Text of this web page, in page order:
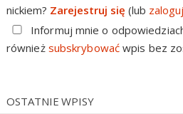
nickiem? Zarejestruj się (lub zaloguj
Informuj mnie o
również subskrybowaćwpis bez
OSTATNIE WPISY